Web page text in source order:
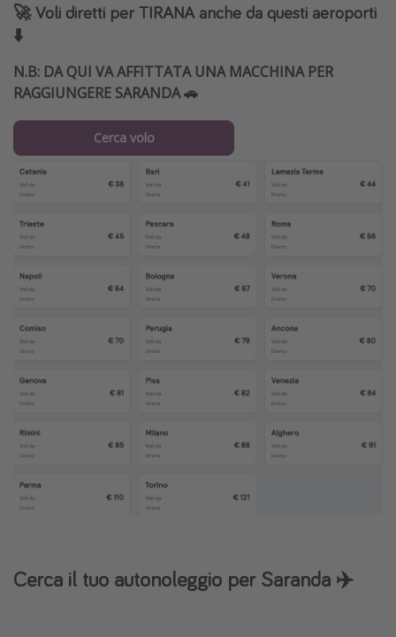
🚀 Voli diretti per TIRANA anche da questi aeroporti
⬇️
N.B: DA QUI VA AFFITTATA UNA MACCHINA PER
RAGGIUNGERE SARANDA 🚗
Cerca volo
Cerca il tuo autonoleggio per Saranda ✈️